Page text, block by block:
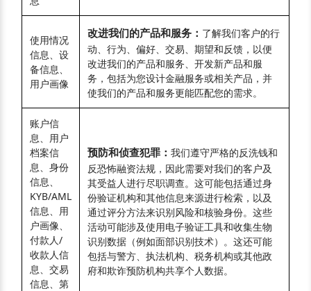
使用情况
信息、设
备信息、
用户画像
改进我们的产品和服务： 了解我们客户的行
动、行为、偏好、交易、期望和反馈，以便
改进我们的产品和服务、开发新产品和服
务，包括为您设计金融服务或相关产品，并
使我们的产品和服务更能匹配您的需求。
账户信
息、用户
档案信
息、身份
信息、
KYB/AML
信息、用
户画像、
付款人/
收款人信
息、交易
信息、第
预防和侦查犯罪： 我们遵守严格的反洗钱和
反恐怖融资法规，因此需要对我们的客户及
其受益人进行尽职调查。这可能包括通过身
份验证机构和其他信息来源进行检索，以及
通过评分方法来识别风险和核验身份。这些
活动可能涉及使用电子验证工具和收集生物
识别数据（例如面部识别技术）。这还可能
包括与警方、执法机构、税务机构或其他政
府和欺诈预防机构共享个人数据。